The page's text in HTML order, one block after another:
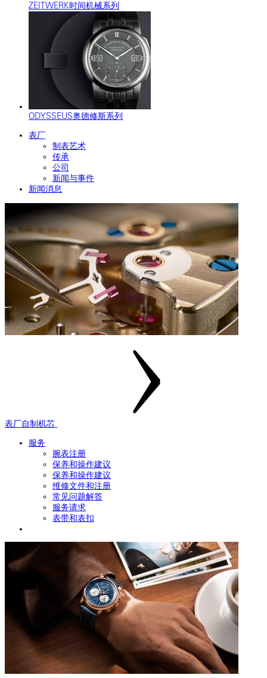
ZEITWERK时间机械系列
ODYSSEUS奥德修斯系列
表厂
制表艺术
传承
公司
新闻与事件
新闻消息
表厂自制机芯
服务
腕表注册
保养和操作建议
保养和操作建议
维修文件和注册
常见问题解答
服务请求
表带和表扣